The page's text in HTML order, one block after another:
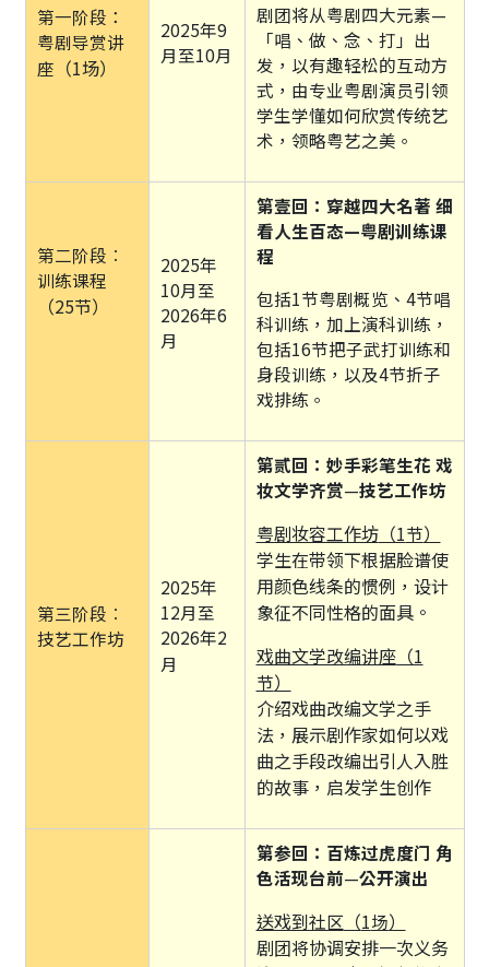
第一阶段：
粤剧导赏讲
座 （1场）
2025年9
月至10月
剧团将从粤剧四大元素—
「唱、做、念、打」出
发，以有趣轻松的互动方
式，由专业粤剧演员引领
学生学懂如何欣赏传统艺
术，领略粤艺之美。
第二阶段︰
训练课程
（25节）
2025年
10月至
2026年6
月
第壹回：穿越四大名著 细
看人生百态—粤剧训练课
程
包括1节粤剧概览、4节唱
科训练，加上演科训练，
包括16节把子武打训练和
身段训练，以及4节折子
戏排练。
第三阶段︰
技艺工作坊
2025年
12月至
2026年2
月
第贰回：妙手彩笔生花 戏
妆文学齐赏—技艺工作坊
粤剧妆容工作坊（1节）
学生在带领下根据脸谱使
用颜色线条的惯例，设计
象征不同性格的面具。
戏曲文学改编讲座（1
节）
介绍戏曲改编文学之手
法，展示剧作家如何以戏
曲之手段改编出引人入胜
的故事，启发学生创作
第参回：百炼过虎度门 角
色活现台前—公开演出
送戏到社区 （1场）
剧团将协调安排一次义务